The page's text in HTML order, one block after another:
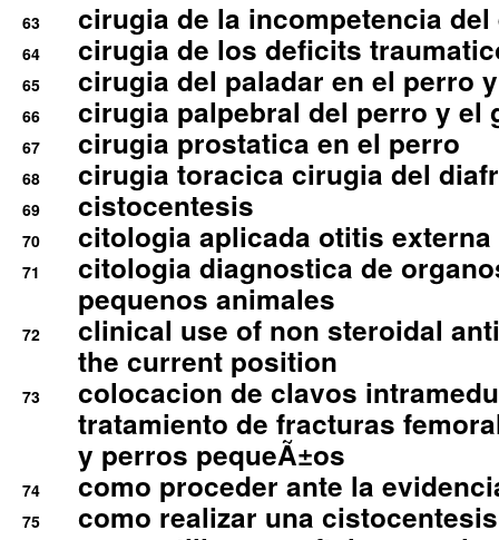
63 cirugia de la incompetencia
64 cirugia de los deficits
65 cirugia del paladar en el perro
66 cirugia palpebral del perro y el
67 cirugia prostatica en el perro
68 cirugia toracica cirugia del
69 cistocentesis
70 citologia aplicada otitis externa
71
citologia diagnostica de
pequenos animales
72
clinical use of non steroidal
the current position
73
colocacion de clavos
tratamiento de fracturas
y perros pequeÃ±os
74 como proceder ante la
75 como realizar una